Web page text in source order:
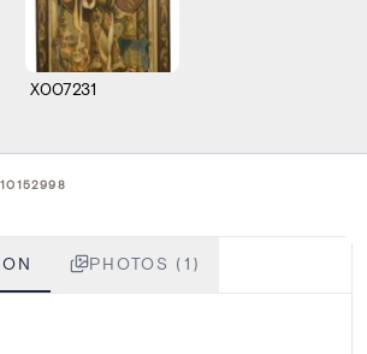
X007231
10152998
PHOTOS (1)